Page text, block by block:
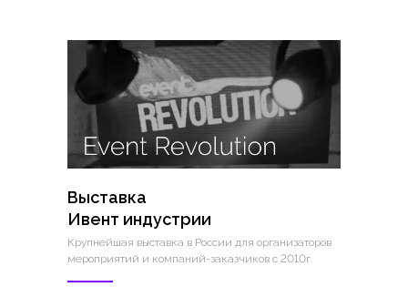
Выставка
Ивент индустрии
Крупнейшая выставка в России для организаторов
мероприятий и компаний-заказчиков c 2010г.